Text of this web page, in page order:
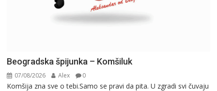
Beogradska špijunka – Komšiluk
07/08/2026 Alex 0
Komšija zna sve o tebi.Samo se pravi da pita. U zgradi svi čuvaju